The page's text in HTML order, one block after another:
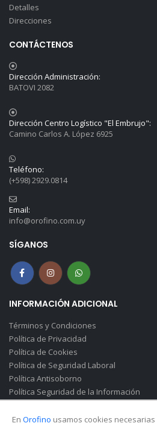
Detalles
Direcciones
CONTÁCTENOS
Dirección Administración:
BATOVI 2082
Dirección Centro Logístico "El Embrujo":
Camino Carlos A. López 6925
Teléfono:
(+598) 2929.0814
Email:
info@orofino.com.uy
SÍGANOS
INFORMACIÓN ADICIONAL
Términos y Condiciones
Política de Privacidad
Política de Cookies
Política de Seguridad Laboral
Política Antisoborno
Política Seguridad de la Información
En Orofino usamos cookies